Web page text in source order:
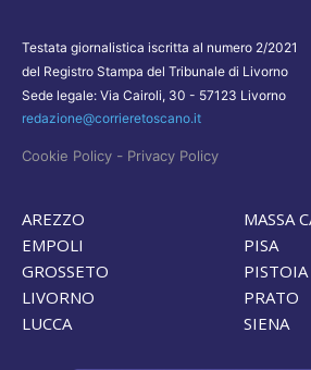
Testata giornalistica iscritta al numero 2/2021
del Registro Stampa del Tribunale di Livorno
Sede legale: Via Cairoli, 30 - 57123 Livorno
redazione@corrieretoscano.it
Cookie Policy - Privacy Policy
AREZZO
EMPOLI
GROSSETO
LIVORNO
LUCCA
MASSA
PISA
PISTOIA
PRATO
SIENA